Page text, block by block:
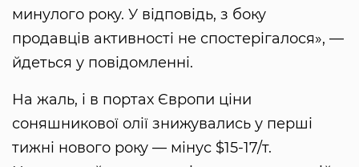
минулого року. У відповідь, з боку
продавців активності не спостерігалося», —
йдеться у повідомленні.
На жаль, і в портах Європи ціни
соняшникової олії знижувались у перші
тижні нового року — мінус $15-17/т.